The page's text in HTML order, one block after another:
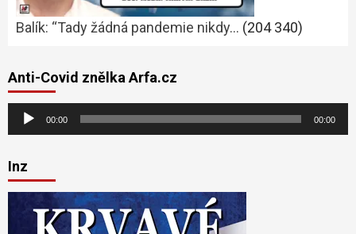
Balík: “Tady žádná pandemie nikdy… (204 340)
Anti-Covid znělka Arfa.cz
Audio
přehrávač
00:00 00:00
Inz